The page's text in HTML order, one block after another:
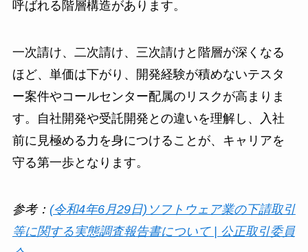
呼ばれる階層構造があります。
一次請け、二次請け、三次請けと階層が深くなる
ほど、単価は下がり、開発経験が積めないテスタ
ー案件やコールセンター配属のリスクが高まりま
す。自社開発や受託開発との違いを理解し、入社
前に見極める力を身につけることが、キャリアを
守る第一歩となります。
参考： (令和4年6月29日)ソフトウェア業の下請取引
等に関する実態調査報告書について | 公正取引委員